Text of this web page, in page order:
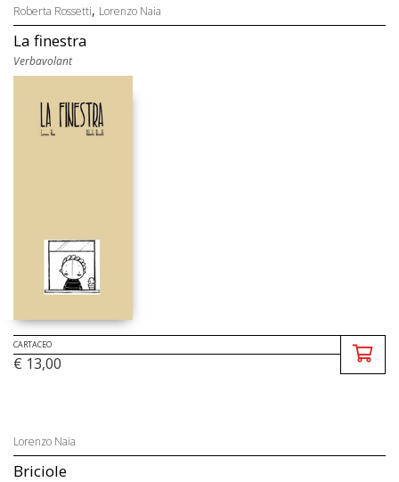
Roberta Rossetti, Lorenzo Naia
La finestra
Verbavolant
CARTACEO
€ 13,00
Lorenzo Naia
Briciole